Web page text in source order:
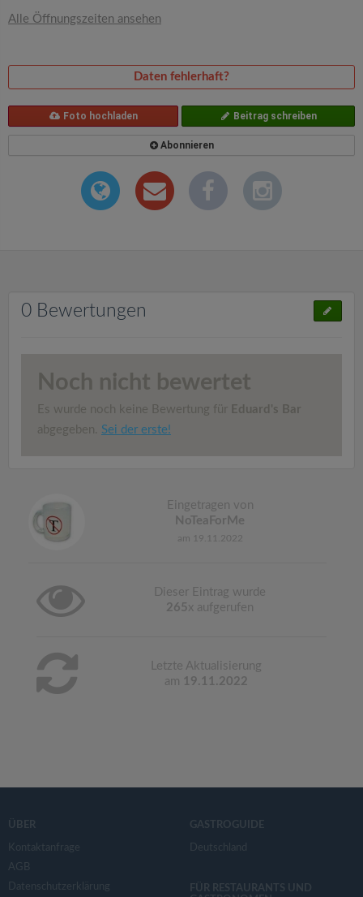
Alle Öffnungszeiten ansehen
Daten fehlerhaft?
Foto hochladen Beitrag schreiben
Abonnieren
0 Bewertungen
Noch nicht bewertet
Es wurde noch keine Bewertung für Eduard's Bar
abgegeben. Sei der erste!
Eingetragen von
NoTeaForMe
am 19.11.2022
Dieser Eintrag wurde
265 x aufgerufen
Letzte Aktualisierung
am 19.11.2022
ÜBER
Kontaktanfrage
AGB
Datenschutzerklärung
GASTROGUIDE
Deutschland
FÜR RESTAURANTS UND
i
o
n